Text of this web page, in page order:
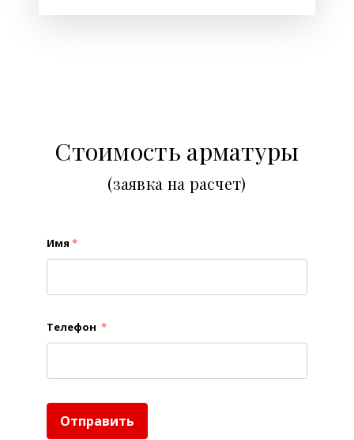
Стоимость арматуры
(заявка на расчет)
Имя *
Телефон *
Отправить